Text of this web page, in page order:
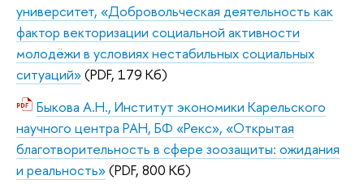
университет, «Добровольческая деятельность как
фактор векторизации социальной активности
молодёжи в условиях нестабильных социальных
ситуаций»(PDF, 179 Кб)
Быкова А.Н., Институт экономики Карельского
научного центра РАН, БФ «Рекс», «Открытая
благотворительность в сфере зоозащиты: ожидания
и реальность»(PDF, 800 Кб)